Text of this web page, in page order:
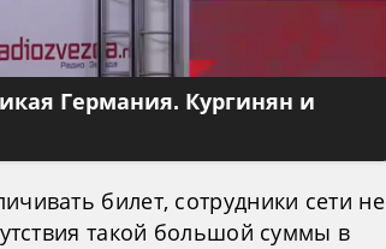
Германия. Кургинян и
билет, сотрудники сети не
такой большой суммы в